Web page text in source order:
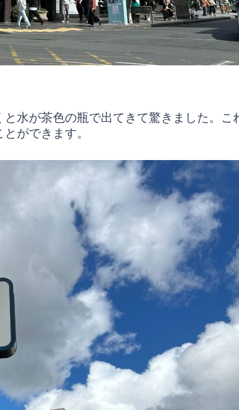
水が茶色の瓶で出てきて驚きました。こ
ができます。